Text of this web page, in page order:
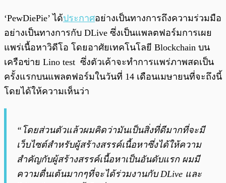
‘PewDiePie’ ได้ประกาศอย่างเป็นทางการถึงความร่วมมือ
อย่างเป็นทางการกับ DLive ซึ่งเป็นแพลตฟอร์มการเผย
แพร่เนื้อหาวิดีโอ โดยอาศัยเทคโนโลยี Blockchain บน
เครือข่าย Lino test ซึ่งตัวเค้าจะทำการแพร่ภาพสดเป็น
ครั้งแรกบนแพลตฟอร์มในวันที่ 14 เดือนเมษายนที่จะถึงนี้
โดยได้ให้ความเห็นว่า
“โดยส่วนตัวแล้วผมคิดว่ามันเป็นสิ่งที่ดีมากที่จะมี
เว็บไซต์สำหรับผู้สร้างสรรค์เนื้อหาซึ่งได้ให้ความ
สำคัญกับผู้สร้างสรรค์เนื้อหาเป็นอันดับแรก ผมมี
ความตื่นเต้นมากๆที่จะได้ร่วมงานกับ DLive และ